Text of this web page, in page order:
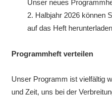
Unser neues
2. Halbjahr 2026 können
auf das Heft herunterladen
Programmheft verteilen
Unser Programm ist vielfältig
und Zeit, uns bei der